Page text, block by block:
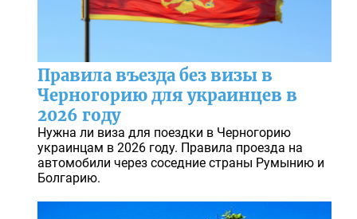
Правила въезда без визы в
Черногорию для украинцев в
2026 году
Нужна ли виза для поездки в Черногорию
украинцам в 2026 году. Правила проезда на
автомобили через соседние страны Румынию и
Болгарию.